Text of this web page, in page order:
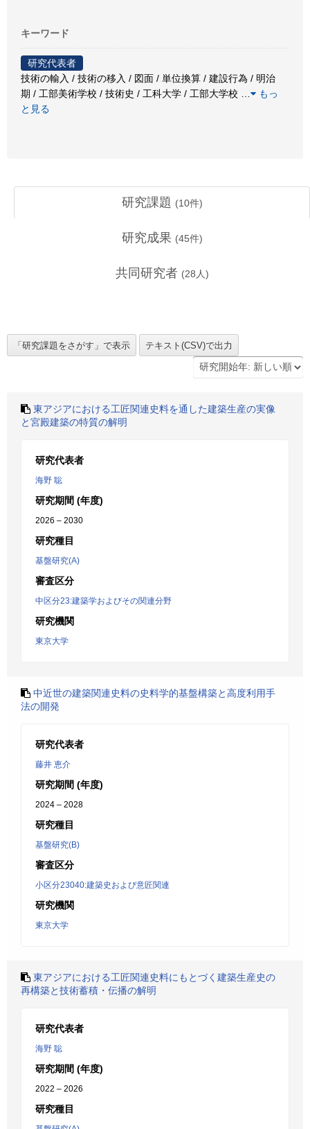
キーワード
研究代表者
技術の輸入 / 技術の移入 / 図面 / 単位換算 / 建設行為 / 明治
期 / 工部美術学校 / 技術史 / 工科大学 / 工部大学校
もっ
と見る
研究課題 (10件)
研究成果 (45件)
共同研究者 (28 人)
東アジアにおける工匠関連史料を通した建築生産の実像
と宮殿建築の特質の解明
研究代表者
海野 聡
研究期間 (年度)
2026 – 2030
研究種目
基盤研究(A)
審査区分
中区分23:建築学およびその関連分野
研究機関
東京大学
中近世の建築関連史料の史料学的基盤構築と高度利用手
法の開発
研究代表者
藤井 恵介
研究期間 (年度)
2024 – 2028
研究種目
基盤研究(B)
審査区分
小区分23040:建築史および意匠関連
研究機関
東京大学
東アジアにおける工匠関連史料にもとづく建築生産史の
再構築と技術蓄積・伝播の解明
研究代表者
海野 聡
研究期間 (年度)
2022 – 2026
研究種目